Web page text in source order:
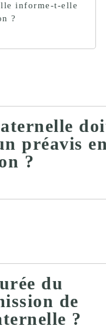
informe-t-elle
?
préavis
?
du
de
?